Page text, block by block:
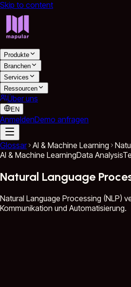
Skip to content
Produkte
Branchen
Services
Ressourcen
Über uns
EN
AnmeldenDemo anfragen
Glossar AI & Machine Learning
AI & Machine LearningData Analysis
Natural Language
Natural Language Processing (NLP)
Kommunikation und Automatisierung.